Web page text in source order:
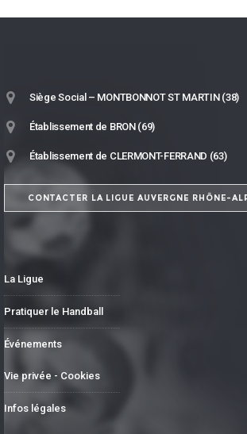
Siège Social – MONTBONNOT ST MARTIN (38)
Établissement de BRON (69)
Établissement de CLERMONT-FERRAND (63)
CONTACTER LA LIGUE AUVERGNE RHÔNE-
La Ligue
Pratiquer le Handball
Événements
Vie privée - Cookies
Infos légales